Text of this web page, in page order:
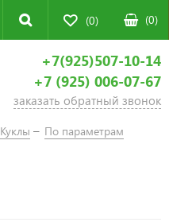
(0) (0)
+7(925)507-10-14
+7 (925) 006-07-67
заказать обратный звонок
Куклы
По параметрам